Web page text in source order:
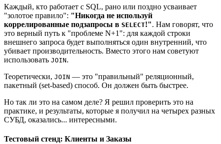
Каждый, кто работает с SQL, рано или поздно усваивает
"золотое правило": "Никогда не используй
коррелированные подзапросы в SELECT!". Нам говорят, что
это верный путь к "проблеме N+1": для каждой строки
внешнего запроса будет выполняться один внутренний, что
убивает производительность. Вместо этого нам советуют
использовать JOIN.
Теоретически, JOIN — это "правильный" реляционный,
пакетный (set-based) способ. Он должен быть быстрее.
Но так ли это на самом деле? Я решил проверить это на
практике, и результаты, которые я получил на четырех разных
СУБД, оказались... интересными.
Тестовый стенд: Клиенты и Заказы